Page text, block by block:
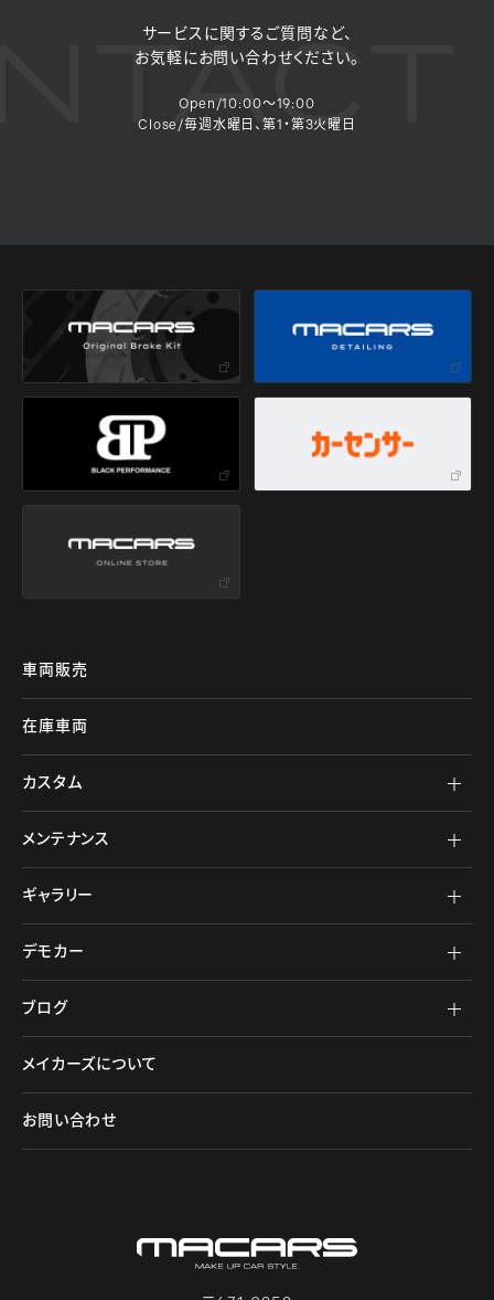
サービスに関するご質問など、
お気軽にお問い合わせください。
Open/10:00～19:00
Close/毎週水曜日、第1・第3火曜日
車両販売
在庫車両
カスタム
メンテナンス
ギャラリー
デモカー
ブログ
メイカーズについて
お問い合わせ